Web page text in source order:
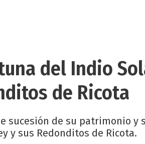
del Indio
de Ricota
sucesión de su patrimonio y
y sus Redonditos de Ricota.